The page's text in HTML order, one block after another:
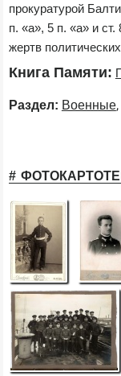
прокуратурой
п. «а», 5 п. «а» и
жертв
Книга Памяти:
Раздел: Военные,